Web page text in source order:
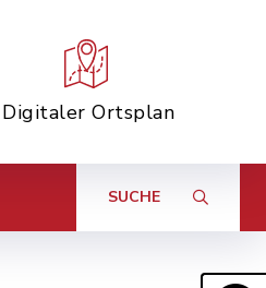
Digitaler Ortsplan
SUCHE